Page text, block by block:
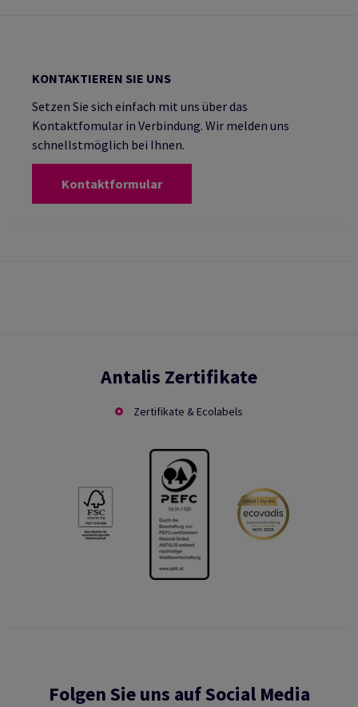
KONTAKTIEREN SIE UNS
Setzen Sie sich einfach mit uns über das
Kontaktfomular in Verbindung. Wir melden uns
schnellstmöglich bei Ihnen.
Kontaktformular
Antalis Zertifikate
Zertifikate & Ecolabels
Folgen Sie uns auf Social Media